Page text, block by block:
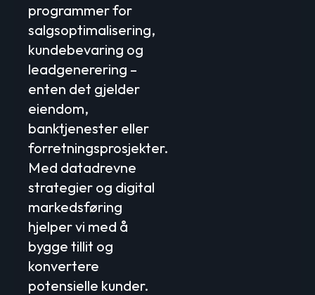
programmer for
salgsoptimalisering,
kundebevaring og
leadgenerering –
enten det gjelder
eiendom,
banktjenester eller
forretningsprosjekter.
Med datadrevne
strategier og digital
markedsføring
hjelper vi med å
bygge tillit og
konvertere
potensielle kunder.